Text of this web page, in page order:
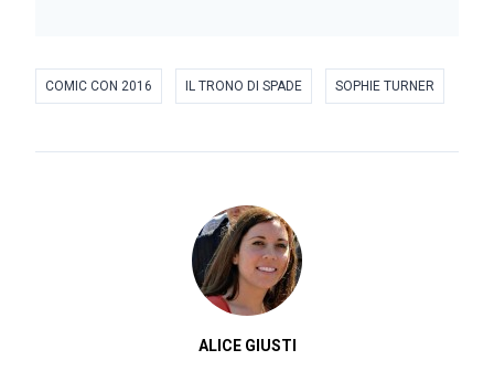
COMIC CON 2016 IL TRONO DI SPADE SOPHIE TURNER
ALICE GIUSTI